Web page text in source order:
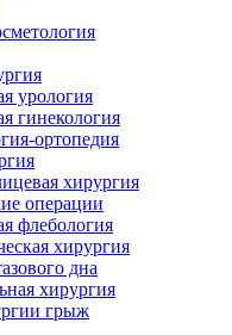
урология
гинекология
ортопедия
хирургия
операции
флебология
хирургия
дна
хирургия
грыж